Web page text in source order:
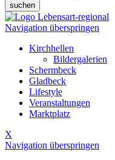
suchen
Navigation überspringen
Kirchhellen
Bildergalerien
Schermbeck
Gladbeck
Lifestyle
Veranstaltungen
Marktplatz
X
Navigation überspringen